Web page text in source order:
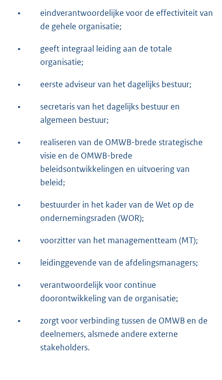
•
eindverantwoordelijke voor de effectiviteit van
de gehele organisatie;
•
geeft integraal leiding aan de totale
organisatie;
• eerste adviseur van het dagelijks bestuur;
•
secretaris van het dagelijks bestuur en
algemeen bestuur;
•
realiseren van de OMWB-brede strategische
visie en de OMWB-brede
beleidsontwikkelingen en uitvoering van
beleid;
•
bestuurder in het kader van de Wet op de
ondernemingsraden (WOR);
• voorzitter van het managementteam (MT);
• leidinggevende van de afdelingsmanagers;
•
verantwoordelijk voor continue
doorontwikkeling van de organisatie;
•
zorgt voor verbinding tussen de OMWB en de
deelnemers, alsmede andere externe
stakeholders.